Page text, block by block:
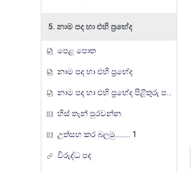
5. නාම පද හා එහි ප්‍රභේද
පෙළ පොත
නාම පද හා එහි ප්‍රභේද
නාම පද හා එහි ප්‍රභේද පිළිතුරු පත්‍රය
හිස් තැන් පුරවන්න.
උත්සහ කර බලමු.......... 1
විරුද්ධ පද